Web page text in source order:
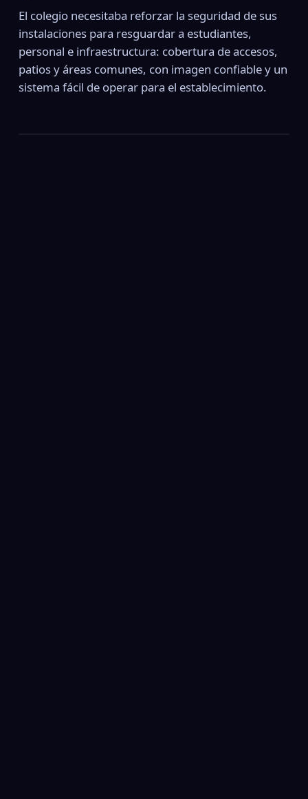
El colegio necesitaba reforzar la seguridad de sus
instalaciones para resguardar a estudiantes,
personal e infraestructura: cobertura de accesos,
patios y áreas comunes, con imagen confiable y un
sistema fácil de operar para el establecimiento.